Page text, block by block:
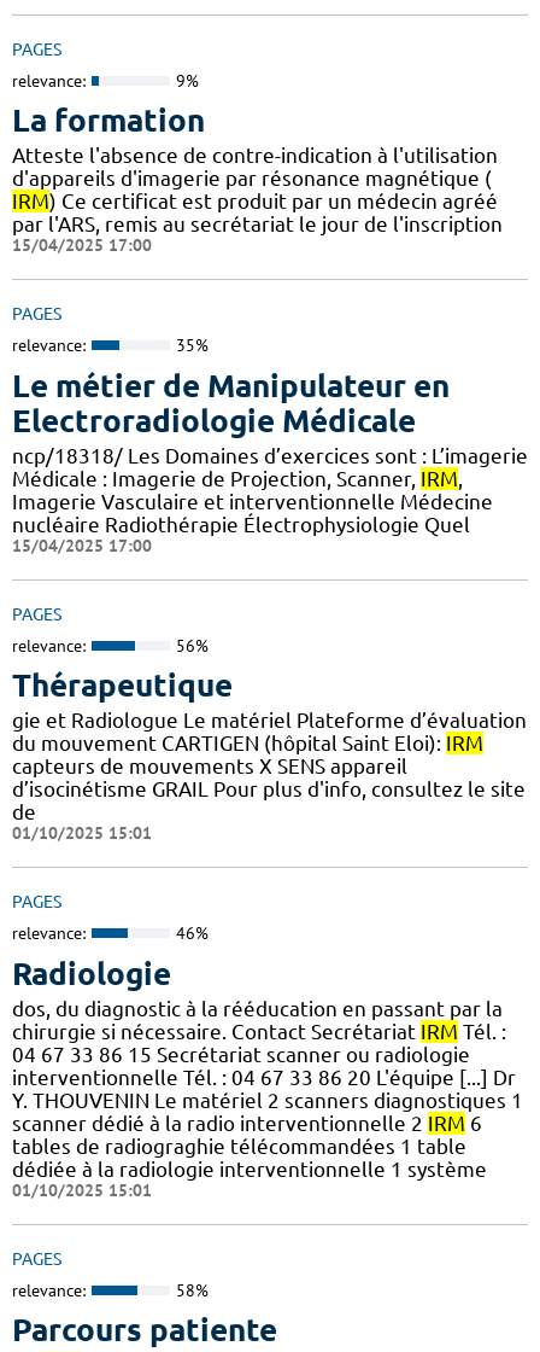
PAGES
relevance: 9%
La formation
Atteste l'absence de contre-indication à l'utilisation
d'appareils d'imagerie par résonance magnétique (
IRM) Ce certificat est produit par un médecin agréé
par l'ARS, remis au secrétariat le jour de l'inscription
15/04/2025 17:00
PAGES
relevance: 35%
Le métier de Manipulateur en
Electroradiologie Médicale
ncp/18318/ Les Domaines d’exercices sont : L’imagerie
Médicale : Imagerie de Projection, Scanner, IRM
Imagerie Vasculaire et interventionnelle Médecine
nucléaire Radiothérapie Électrophysiologie Quel
15/04/2025 17:00
PAGES
relevance: 56%
Thérapeutique
gie et Radiologue Le matériel Plateforme d’évaluation
du mouvement CARTIGEN (hôpital Saint Eloi): IRM
capteurs de mouvements X SENS appareil
d’isocinétisme GRAIL Pour plus d'info, consultez le site
de
01/10/2025 15:01
PAGES
relevance: 46%
Radiologie
dos, du diagnostic à la rééducation en passant par la
chirurgie si nécessaire. Contact Secrétariat IRM Tél. :
04 67 33 86 15 Secrétariat scanner ou radiologie
interventionnelle Tél. : 04 67 33 86 20 L'équipe [...] Dr
Y. THOUVENIN Le matériel 2 scanners diagnostiques 1
scanner dédié à la radio interventionnelle 2 IRM 6
tables de radiograghie télécommandées 1 table
dédiée à la radiologie interventionnelle 1 système
01/10/2025 15:01
PAGES
relevance: 58%
Parcours patiente